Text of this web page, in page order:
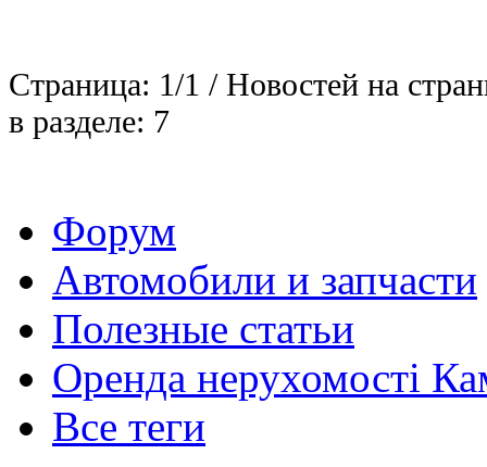
Страница: 1/1 / Новостей на
в разделе: 7
Форум
Автомобили и запчасти
Полезные статьи
Оренда нерухомості
Все теги